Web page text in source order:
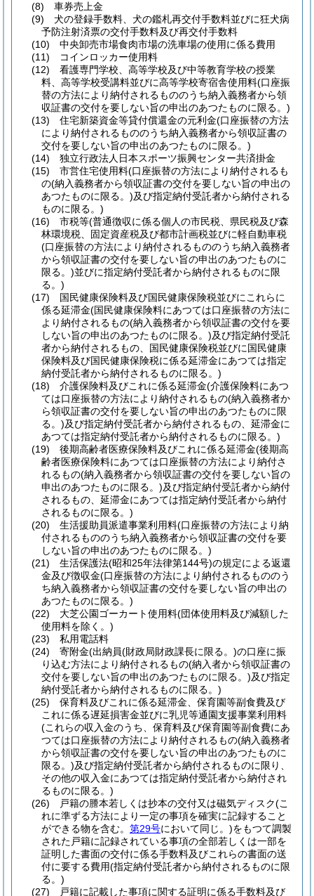
(8)
車券売上金
(9)
犬の登録手数料、犬の鑑札再交付手数料並びに狂犬病
予防注射済票の交付手数料及び再交付手数料
(10)
中央卸売市場食肉市場の洗車場の使用に係る費用
(11)
コインロッカー使用料
(12)
看護専門学校、高等学校及び中等教育学校の授業
料、高等学校受講料並びに高等学校寄宿舎使用料(口座振
替の方法により納付されるもののうち納入義務者から領
収証書の交付を要しない旨の申出のあつたものに限る。)
(13)
住宅新築資金等貸付償還金の元利金(口座振替の方法
により納付されるもののうち納入義務者から領収証書の
交付を要しない旨の申出のあつたものに限る。)
(14)
独立行政法人日本スポーツ振興センター共済掛金
(15)
市営住宅使用料(口座振替の方法により納付されるも
の(納入義務者から領収証書の交付を要しない旨の申出の
あつたものに限る。)及び指定納付受託者から納付される
ものに限る。)
(16)
市税等(普通徴収に係る個人の市民税、県民税及び森
林環境税、固定資産税及び都市計画税並びに軽自動車税
(口座振替の方法により納付されるもののうち納入義務者
から領収証書の交付を要しない旨の申出のあつたものに
限る。)並びに指定納付受託者から納付されるものに限
る。)
(17)
国民健康保険料及び国民健康保険税並びにこれらに
係る延滞金(国民健康保険料にあつては口座振替の方法に
より納付されるもの(納入義務者から領収証書の交付を要
しない旨の申出のあつたものに限る。)及び指定納付受託
者から納付されるもの、国民健康保険税並びに国民健康
保険料及び国民健康保険税に係る延滞金にあつては指定
納付受託者から納付されるものに限る。)
(18)
介護保険料及びこれに係る延滞金(介護保険料にあつ
ては口座振替の方法により納付されるもの(納入義務者か
ら領収証書の交付を要しない旨の申出のあつたものに限
る。)及び指定納付受託者から納付されるもの、延滞金に
あつては指定納付受託者から納付されるものに限る。)
(19)
後期高齢者医療保険料及びこれに係る延滞金(後期高
齢者医療保険料にあつては口座振替の方法により納付さ
れるもの(納入義務者から領収証書の交付を要しない旨の
申出のあつたものに限る。)及び指定納付受託者から納付
されるもの、延滞金にあつては指定納付受託者から納付
されるものに限る。)
(20)
生活援助員派遣事業利用料(口座振替の方法により納
付されるもののうち納入義務者から領収証書の交付を要
しない旨の申出のあつたものに限る。)
(21)
生活保護法(昭和25年法律第144号)の規定による返還
金及び徴収金(口座振替の方法により納付されるもののう
ち納入義務者から領収証書の交付を要しない旨の申出の
あつたものに限る。)
(22)
大芝公園ゴーカート使用料(団体使用料及び減額した
使用料を除く。)
(23)
私用電話料
(24)
寄附金(出納員(財政局財政課長に限る。)の口座に振
り込む方法により納付されるもの(納入者から領収証書の
交付を要しない旨の申出のあつたものに限る。)及び指定
納付受託者から納付されるものに限る。)
(25)
保育料及びこれに係る延滞金、保育園等副食費及び
これに係る遅延損害金並びに乳児等通園支援事業利用料
(これらの収入金のうち、保育料及び保育園等副食費にあ
つては口座振替の方法により納付されるもの(納入義務者
から領収証書の交付を要しない旨の申出のあつたものに
限る。)及び指定納付受託者から納付されるものに限り、
その他の収入金にあつては指定納付受託者から納付され
るものに限る。)
(26)
戸籍の謄本若しくは抄本の交付又は磁気ディスク(こ
れに準ずる方法により一定の事項を確実に記録すること
ができる物を含む。 第29号において同じ。)をもつて調製
された戸籍に記録されている事項の全部若しくは一部を
証明した書面の交付に係る手数料及びこれらの書面の送
付に要する費用(指定納付受託者から納付されるものに限
る。)
(27)
戸籍に記載した事項に関する証明に係る手数料及び